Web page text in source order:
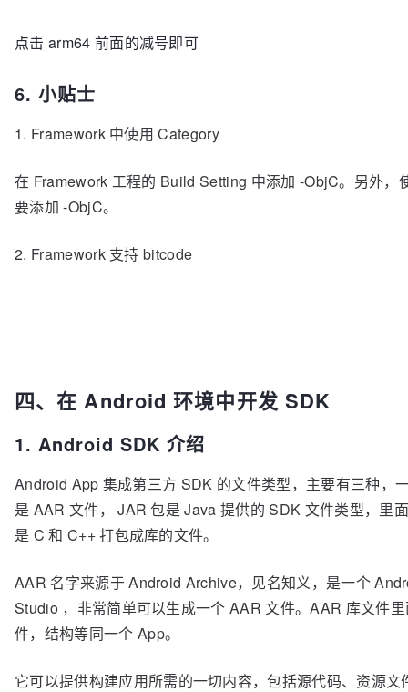
点击 arm64 前面的减号即可
6. 小贴士
1. Framework 中使用 Category
在 Framework 工程的 Build Setting 中添加 -ObjC。另外
要添加 -ObjC。
2. Framework 支持 bitcode
四、在 Android 环境中开发 SDK
1. Android SDK 介绍
Android App 集成第三方 SDK 的文件类型，主要有三种，
是 AAR 文件， JAR 包是 Java 提供的 SDK 文件类型，里
是 C 和 C++ 打包成库的文件。
AAR 名字来源于 Android Archive，见名知义，是一个
Studio ，非常简单可以生成一个 AAR 文件。AAR 库文件
件，结构等同一个 App。
它可以提供构建应用所需的一切内容，包括源代码、资源